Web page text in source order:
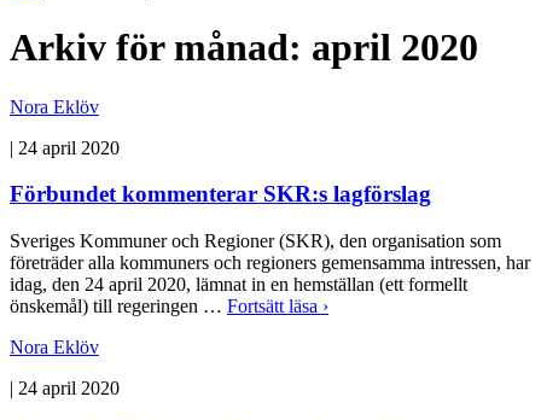
Arkiv för månad: april 2020
Nora Eklöv
| 24 april 2020
Förbundet kommenterar SKR:s lagförslag
Sveriges Kommuner och Regioner (SKR), den organisation som
företräder alla kommuners och regioners gemensamma intressen, har
idag, den 24 april 2020, lämnat in en hemställan (ett formellt
önskemål) till regeringen … Fortsätt läsa ›
Nora Eklöv
| 24 april 2020